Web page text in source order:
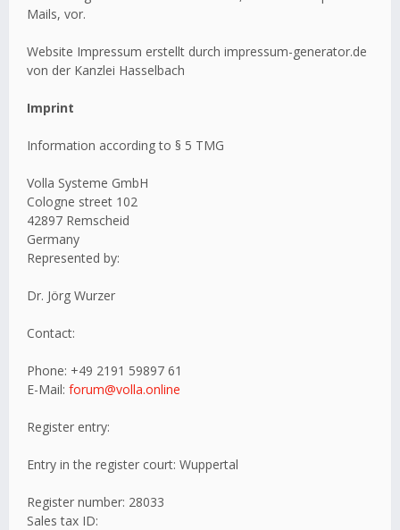
Mails, vor.
Website Impressum erstellt durch impressum-generator.de
von der Kanzlei Hasselbach
Imprint
Information according to § 5 TMG
Volla Systeme GmbH
Cologne street 102
42897 Remscheid
Germany
Represented by:
Dr. Jörg Wurzer
Contact:
Phone: +49 2191 59897 61
E-Mail: forum@volla.online
Register entry:
Entry in the register court: Wuppertal
Register number: 28033
Sales tax ID: